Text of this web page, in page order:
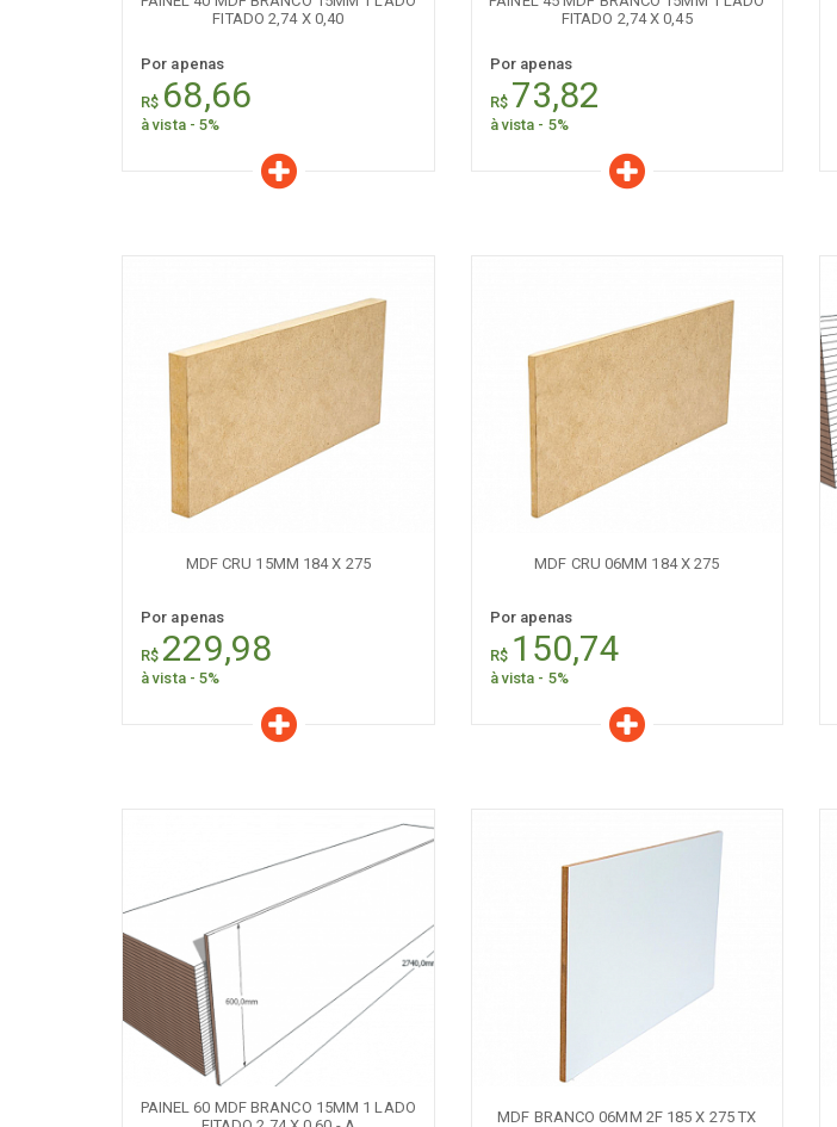
FITADO 2,74 X 0,40
Por apenas
R$ 68,66
à vista - 5%
FITADO 2,74 X 0,45
Por apenas
R$ 73,82
à vista - 5%
MDF CRU 15MM 184 X 275
Por apenas
R$ 229,98
à vista - 5%
Características
Quantidade:
MDF CRU 06MM 184 X 275
Por apenas
R$ 150,74
à vista - 5%
Características
Quantidade:
PAINEL 60 MDF BRANCO 15MM 1 LADO
Características
Quantidade:
MDF BRANCO 06MM 2F 185 X 275 TX
Quantidade: